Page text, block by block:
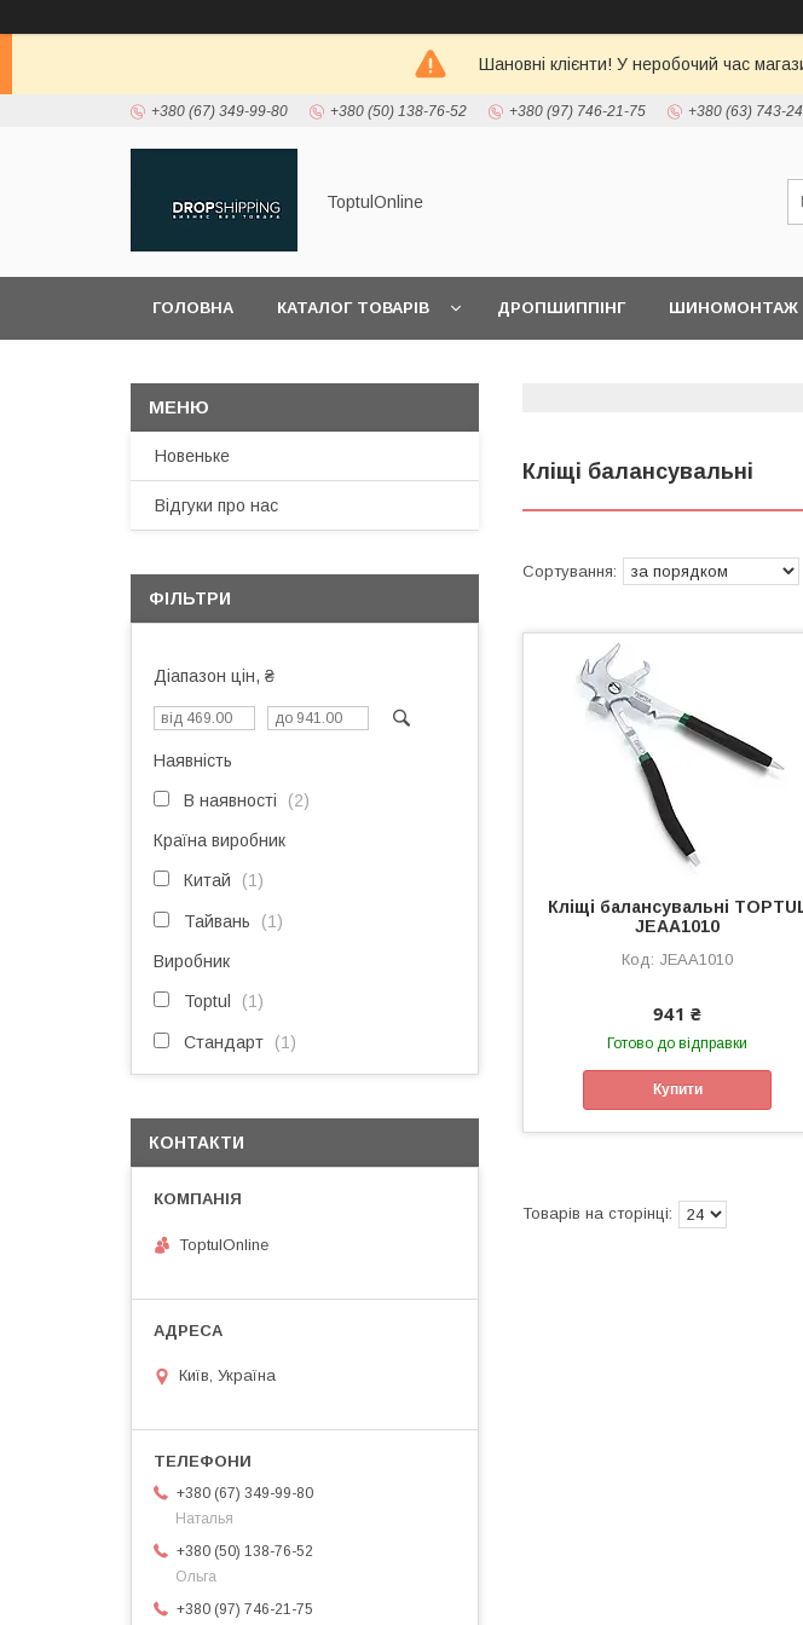
Шановні клієнти! У неробочий час
+380 (67) 349-99-80 +380 (50) 138-76-52 +380 (97) 746-21-75 +380 (63) 743-
ToptulOnline
ГОЛОВНА КАТАЛОГ ТОВАРІВ ДРОПШИППІНГ ШИНОМОНТАЖ
Кліщі балансувальні
Кліщі балансувальні
JEAA1010
JEAA1010
941 ₴
Готово до відправки
Купити
Новеньке
Відгуки про нас
ФІЛЬТРИ
Діапазон цін, ₴
Наявність
В наявності 2
Країна виробник
Китай 1
Тайвань 1
Виробник
Toptul 1
Стандарт 1
КОНТАКТИ
ToptulOnline
Київ, Україна
+380 (67) 349-99-80
Наталья
+380 (50) 138-76-52
Ольга
+380 (97) 746-21-75